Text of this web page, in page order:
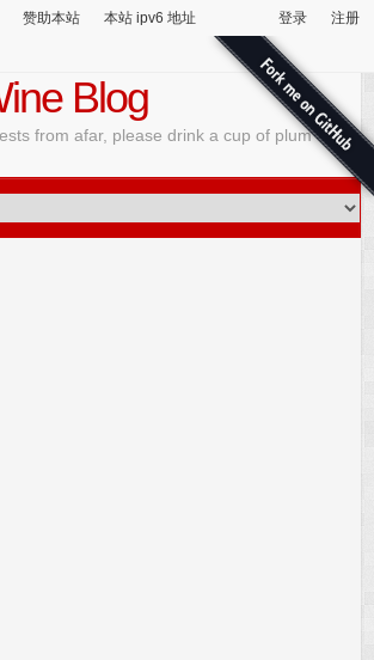
赞助本站 本站 ipv6 地址 登录 注册
Blog
from afar, please drink a cup of plum wine